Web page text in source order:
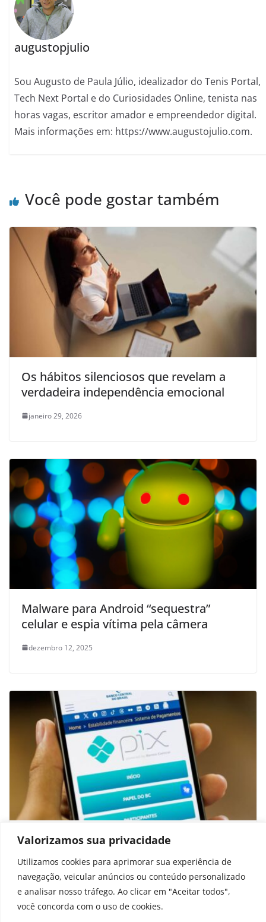
Valorizamos sua privacidade
Utilizamos cookies para aprimorar sua experiência de
navegação, veicular anúncios ou conteúdo personalizado
e analisar nosso tráfego. Ao clicar em "Aceitar todos",
você concorda com o uso de cookies.
augustopjulio
Sou Augusto de Paula Júlio, idealizador do Tenis Portal,
Tech Next Portal e do Curiosidades Online, tenista nas
horas vagas, escritor amador e empreendedor digital.
Mais informações em: https://www.augustojulio.com.
Você pode gostar também
Os hábitos silenciosos que revelam a
verdadeira independência emocional
janeiro 29, 2026
Malware para Android “sequestra”
celular e espia vítima pela câmera
dezembro 12, 2025
Golpe do ‘Pix errado’: 4 truques para
identificar comprovantes falsos
setembro 7, 2025